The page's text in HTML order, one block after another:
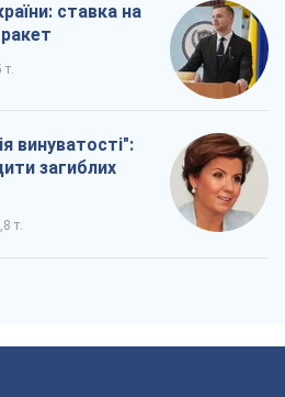
ставка на
т.
винуватості":
загиблих
т.